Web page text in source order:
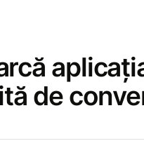
de